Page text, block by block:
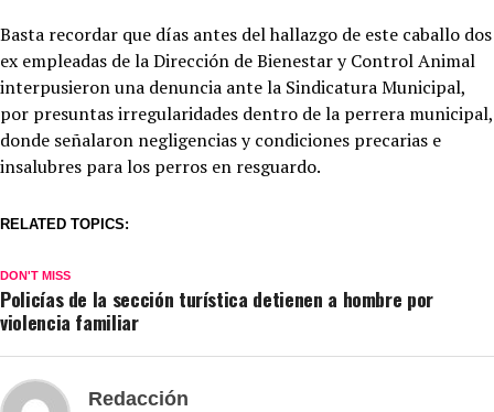
Basta recordar que días antes del hallazgo de este caballo dos
ex empleadas de la Dirección de Bienestar y Control Animal
interpusieron una denuncia ante la Sindicatura Municipal,
por presuntas irregularidades dentro de la perrera municipal,
donde señalaron negligencias y condiciones precarias e
insalubres para los perros en resguardo.
RELATED TOPICS:
DON'T MISS
Policías de la sección turística detienen a hombre por
violencia familiar
Redacción